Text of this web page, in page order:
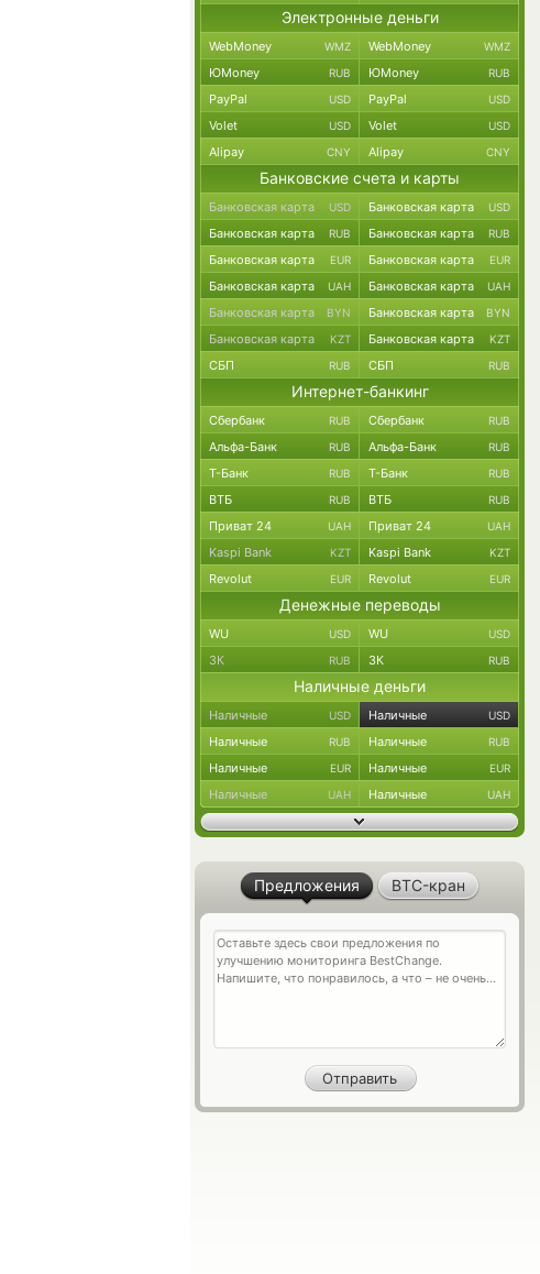
Электронные деньги
WebMoney WMZ WebMoney WMZ
ЮMoney RUB ЮMoney RUB
PayPal USD PayPal USD
Volet USD Volet USD
Alipay CNY Alipay CNY
Банковские счета и карты
Банковская карта USD Банковская карта USD
Банковская карта RUB Банковская карта RUB
Банковская карта EUR Банковская карта EUR
Банковская карта UAH Банковская карта UAH
Банковская карта BYN Банковская карта BYN
Банковская карта KZT Банковская карта KZT
СБП RUB СБП RUB
Интернет-банкинг
Сбербанк RUB Сбербанк RUB
Альфа-Банк RUB Альфа-Банк RUB
Т-Банк RUB Т-Банк RUB
ВТБ RUB ВТБ RUB
Приват 24 UAH Приват 24 UAH
Kaspi Bank KZT Kaspi Bank KZT
Revolut EUR Revolut EUR
Денежные переводы
WU USD WU USD
ЗК RUB ЗК RUB
Наличные деньги
Наличные USD Наличные USD
Наличные RUB Наличные RUB
Наличные EUR Наличные EUR
Наличные UAH Наличные UAH
Предложения BTC-кран